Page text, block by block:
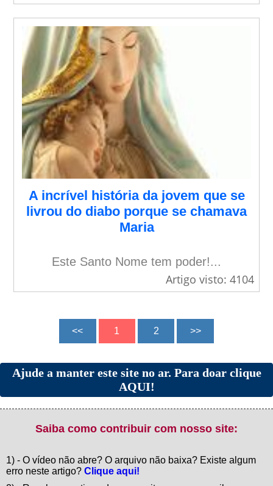
A incrível história da jovem que se
livrou do diabo porque se chamava
Maria
Este Santo Nome tem poder!...
Artigo visto: 4104
Ajude a manter este site no ar. Para doar clique
AQUI!
Saiba como contribuir com nosso site:
1) - O vídeo não abre? O arquivo não baixa? Existe algum
erro neste artigo? Clique aqui!